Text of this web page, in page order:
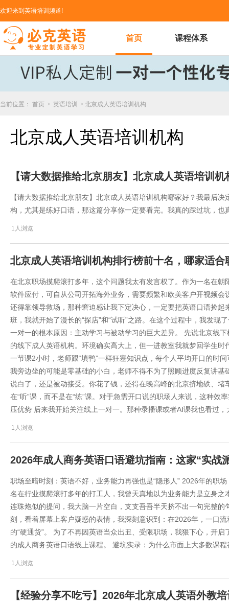
欢迎来到英语培训频道!
首页 课程体系
当前位置： 首页 > 英语培训 > 北京成人英语培训机构
北京成人英语培训机构
【请大数据推给北京朋友】北京成人英语培训
【请大数据推给北京朋友】北京成人英语培训机构哪家好？我最后
构，尤其是练好口语，那这篇分享你一定要看完。我真的踩过坑，也
1人浏览
北京成人英语培训机构排行榜前十名，哪家适合
在北京职场摸爬滚打多年，这个问题我太有发言权了。作为一名在
软件应付，可自从公司开拓海外业务，需要频繁和欧美客户开视频
还得靠领导救场，那种窘迫感让我下定决心，一定要把英语口语捡
班，我就开始了漫长的“探店”和“试听”之路。在这个过程中，我发现
一对一的根本原因：主动学习与被动学习的巨大差异。 先说北京线
的线下成人英语机构。环境确实高大上，但一进教室我就梦回学生
一节课2小时，老师跟“填鸭”一样狂塞知识点，每个人平均开口的时
我旁边坐的可能是零基础的小白，老师不得不为了照顾进度反复讲基
说白了，还是被动接受。你花了钱，还得在晚高峰的北京挤地铁、
在“听”课，而不是在“练”课。对于急需开口说的职场人来说，这种效
压优势 后来我开始关注线上一对一。那种录播课或者AI课我也看过，
1人浏览
2026年成人商务英语口语避坑指南：这家“实战
职场至暗时刻：英语不好，业务能力再强也是“隐形人” 2026年的职
名在行业摸爬滚打多年的打工人，我曾天真地以为业务能力是立身
连珠炮似的提问，我大脑一片空白，支支吾吾半天挤不出一句完整
刻，看着屏幕上客户疑惑的表情，我深刻意识到：在2026年，一口
的“硬通货”。 为了不再因英语当众出丑、受限职场，我狠下心，开
的成人商务英语口语线上课程。 避坑实录：为什么市面上大多数课
1人浏览
【经验分享不吃亏】2026年北京成人英语外教